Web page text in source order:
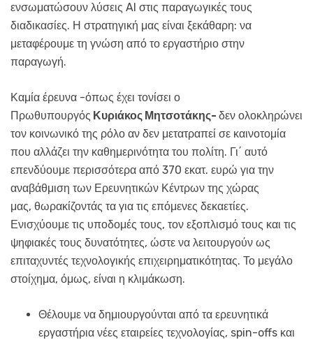
ενσωματώσουν λύσεις AI στις παραγωγικές τους
διαδικασίες. Η στρατηγική μας είναι ξεκάθαρη: να
μεταφέρουμε τη γνώση από το εργαστήριο στην
παραγωγή.
Καμία έρευνα -όπως έχει τονίσει ο
Πρωθυπουργός Κυριάκος Μητσοτάκης- δεν ολοκληρώνει
τον κοινωνικό της ρόλο αν δεν μετατραπεί σε καινοτομία
που αλλάζει την καθημερινότητα του πολίτη. Γι΄ αυτό
επενδύουμε περισσότερα από 370 εκατ. ευρώ για την
αναβάθμιση των Ερευνητικών Κέντρων της χώρας
μας, θωρακίζοντάς τα για τις επόμενες δεκαετίες.
Ενισχύουμε τις υποδομές τους, τον εξοπλισμό τους και τις
ψηφιακές τους δυνατότητες, ώστε να λειτουργούν ως
επιταχυντές τεχνολογικής επιχειρηματικότητας. Το μεγάλο
στοίχημα, όμως, είναι η κλιμάκωση.
Θέλουμε να δημιουργούνται από τα ερευνητικά
εργαστήρια νέες εταιρείες τεχνολογίας, spin-offs και